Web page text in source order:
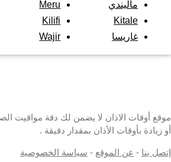
ماليندي
Kitale
غاريسا
Meru
Kilifi
Wajir
موقع أوقات الاذان لا يضمن لك دقة مواقيت
أو زيادة بأوقات الأذان بمقدار دقيقة .
إتصل بنا - عن الموقع - سياسة الخصوصية